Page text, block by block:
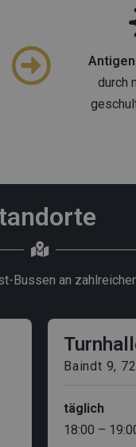
durch
Bussen an
Baindt 9,
täglich
18:00 –